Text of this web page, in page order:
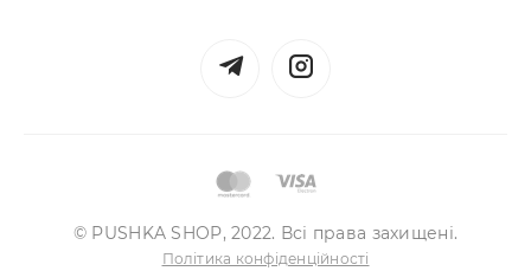
© PUSHKA SHOP, 2022. Всі права захищені.
Політика конфіденційності